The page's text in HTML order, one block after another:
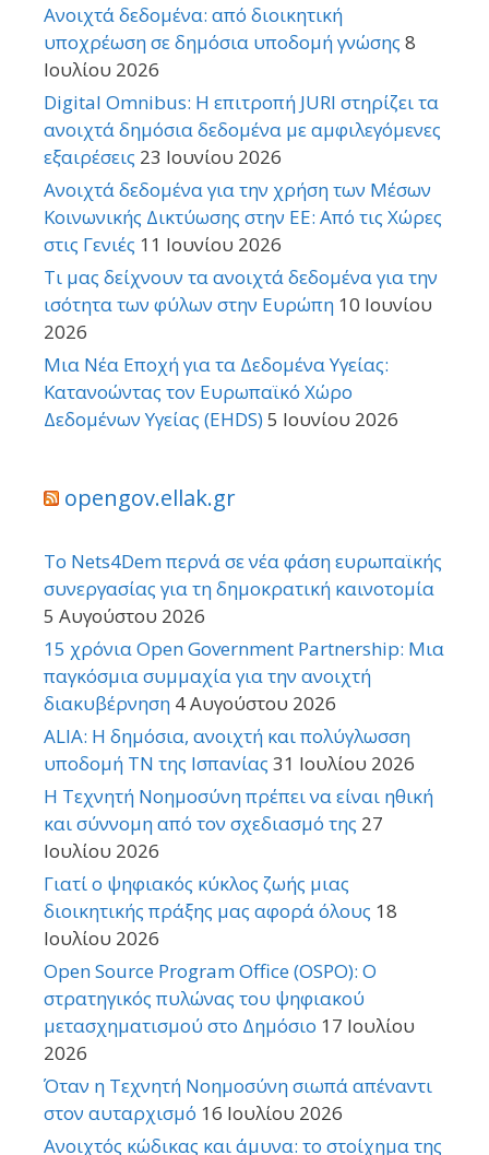
Ανοιχτά δεδομένα: από διοικητική
υποχρέωση σε δημόσια υποδομή γνώσης 8
Ιουλίου 2026
Digital Omnibus: Η επιτροπή JURI στηρίζει τα
ανοιχτά δημόσια δεδομένα με αμφιλεγόμενες
εξαιρέσεις 23 Ιουνίου 2026
Ανοιχτά δεδομένα για την χρήση των Μέσων
Κοινωνικής Δικτύωσης στην ΕΕ: Από τις Χώρες
στις Γενιές 11 Ιουνίου 2026
Τι μας δείχνουν τα ανοιχτά δεδομένα για την
ισότητα των φύλων στην Ευρώπη 10 Ιουνίου
2026
Μια Νέα Εποχή για τα Δεδομένα Υγείας:
Κατανοώντας τον Ευρωπαϊκό Χώρο
Δεδομένων Υγείας (EHDS)5 Ιουνίου 2026
opengov.ellak.gr
Το Nets4Dem περνά σε νέα φάση ευρωπαϊκής
συνεργασίας για τη δημοκρατική καινοτομία
5 Αυγούστου 2026
15 χρόνια Open Government Partnership: Μια
παγκόσμια συμμαχία για την ανοιχτή
διακυβέρνηση 4 Αυγούστου 2026
ALIA: Η δημόσια, ανοιχτή και πολύγλωσση
υποδομή ΤΝ της Ισπανίας 31 Ιουλίου 2026
Η Τεχνητή Νοημοσύνη πρέπει να είναι ηθική
και σύννομη από τον σχεδιασμό της 27
Ιουλίου 2026
Γιατί ο ψηφιακός κύκλος ζωής μιας
διοικητικής πράξης μας αφορά όλους 18
Ιουλίου 2026
Open Source Program Office (OSPO): Ο
στρατηγικός πυλώνας του ψηφιακού
μετασχηματισμού στο Δημόσιο 17 Ιουλίου
2026
Όταν η Τεχνητή Νοημοσύνη σιωπά απέναντι
στον αυταρχισμό 16 Ιουλίου 2026
Ανοιχτός κώδικας και άμυνα: το στοίχημα της